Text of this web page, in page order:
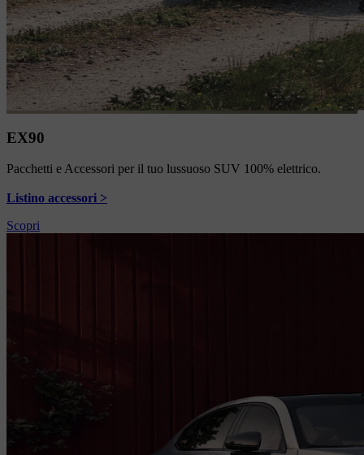
EX90
Pacchetti e Accessori per il tuo lussuoso SUV 100% elettrico.
Listino accessori >
Scopri